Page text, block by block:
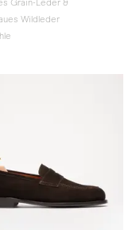
Grain-Leder &
Wildleder